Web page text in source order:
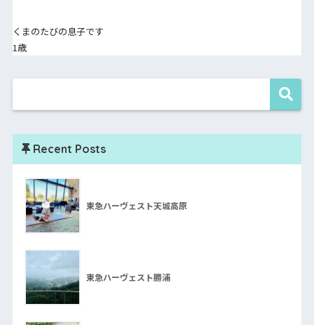
くまのたびの息子です
1歳
Recent Posts
東急ハーヴェスト天城高原
東急ハーヴェスト勝浦